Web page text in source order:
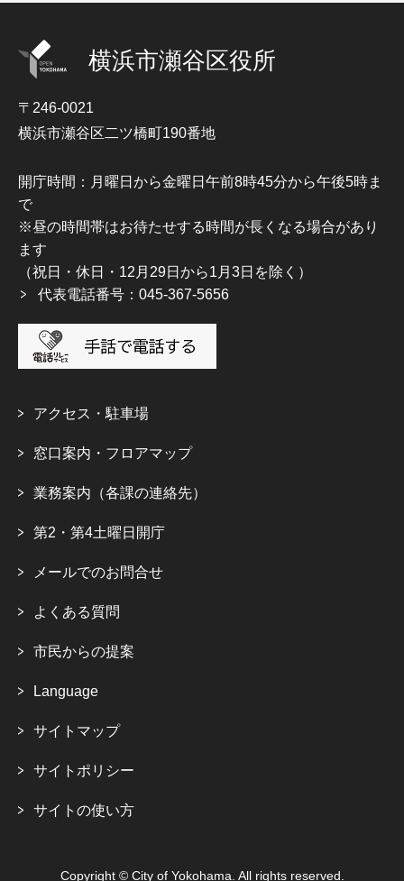
横浜市瀬谷区役所
〒246-0021
横浜市瀬谷区二ツ橋町190番地
開庁時間：月曜日から金曜日午前8時45分から午後5時ま
で
※昼の時間帯はお待たせする時間が長くなる場合があり
ます
（祝日・休日・12月29日から1月3日を除く）
代表電話番号：045-367-5656
アクセス・駐車場
窓口案内・フロアマップ
業務案内（各課の連絡先）
第2・第4土曜日開庁
メールでのお問合せ
よくある質問
市民からの提案
Language
サイトマップ
サイトポリシー
サイトの使い方
Copyright © City of Yokohama. All rights reserved.